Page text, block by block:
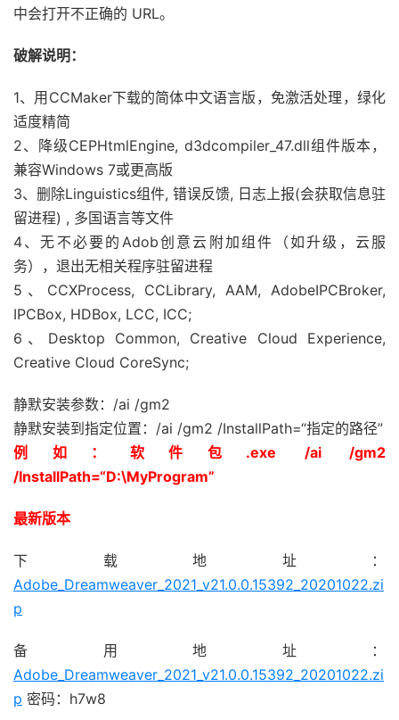
中会打开不正确的 URL。
破解说明：
1、用CCMaker下载的简体中文语言版，免激活处理，绿化
适度精简
2、降级CEPHtmlEngine, d3dcompiler_47.dll组件版本，
兼容Windows 7或更高版
3、删除Linguistics组件, 错误反馈, 日志上报(会获取信息驻
留进程) , 多国语言等文件
4、无不必要的Adob创意云附加组件（如升级，云服
务），退出无相关程序驻留进程
5、CCXProcess, CCLibrary, AAM, AdobeIPCBroker,
IPCBox, HDBox, LCC, ICC;
6、Desktop Common, Creative Cloud Experience,
Creative Cloud CoreSync;
静默安装参数：/ai /gm2
静默安装到指定位置：/ai /gm2 /InstallPath=“指定的路径”
例如：软件包.exe /ai /gm2
/InstallPath=“D:\MyProgram”
最新版本
下载地址：
Adobe_Dreamweaver_2021_v21.0.0.15392_20201022.zi
p
备用地址：
Adobe_Dreamweaver_2021_v21.0.0.15392_20201022.zi
p 密码：h7w8